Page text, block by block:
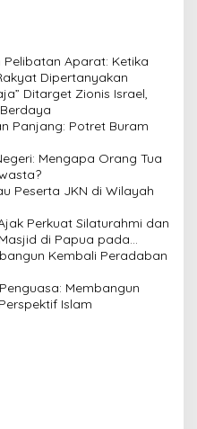
Aparat: Ketika
Dipertanyakan
Ditarget Zionis Israel,
Panjang: Potret Buram
Mengapa Orang Tua
Peserta JKN di Wilayah
Perkuat Silaturahmi dan
di Papua pada
Insan Cita
Kembali Peradaban
Membangun
Islam